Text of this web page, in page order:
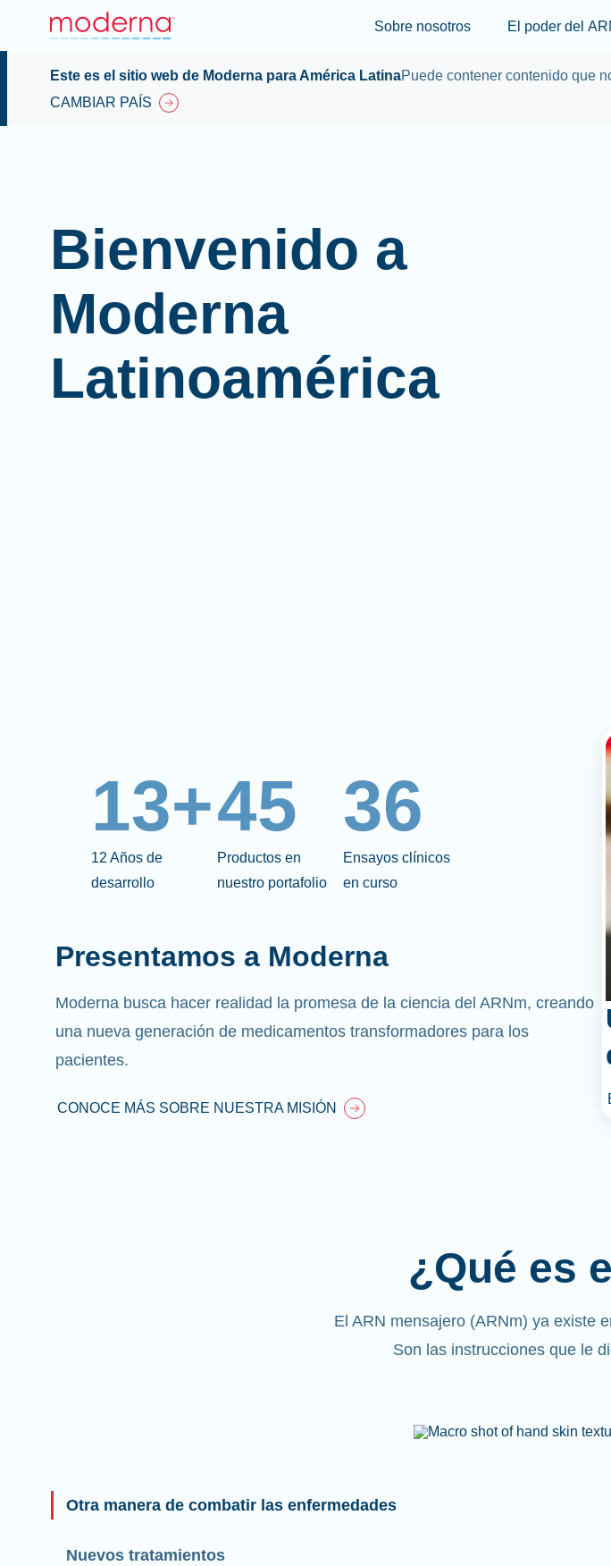
Sobre nosotros El poder del
Este es el sitio web de Moderna para América LatinaPuede contener contenido que
CAMBIAR PAÍS
Bienvenido a
Moderna
Latinoamérica
13+
12 Años de
desarrollo
45
Productos en
nuestro portafolio
36
Ensayos clínicos
en curso
Presentamos a Moderna
Moderna busca hacer realidad la promesa de la ciencia del ARNm, creando
una nueva generación de medicamentos transformadores para los
pacientes.
CONOCE MÁS SOBRE NUESTRA MISIÓN
¿Qué es
El ARN mensajero (ARNm) ya existe
Son las instrucciones que le
Otra manera de combatir las enfermedades
Nuevos tratamientos